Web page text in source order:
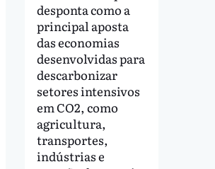
desponta como a
principal aposta
das economias
desenvolvidas para
descarbonizar
setores intensivos
em CO2, como
agricultura,
transportes,
indústrias e